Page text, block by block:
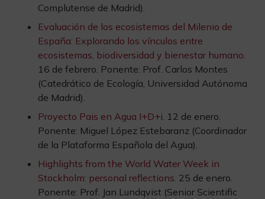
Complutense de Madrid).
Evaluación de los ecosistemas del Milenio de
España: Explorando los vínculos entre
ecosistemas, biodiversidad y bienestar humano
16 de febrero. Ponente: Prof. Carlos Montes
(Catedrático de Ecología, Universidad Autónoma
de Madrid).
Proyecto Pais en Agua I+D+i . 12 de enero.
Ponente: Miguel López Estebaranz (Coordinador
de la Plataforma Española del Agua).
Highlights from the World Water Week in
Stockholm: personal reflections . 25 de enero.
Ponente: Prof. Jan Lundqvist (Senior Scientific